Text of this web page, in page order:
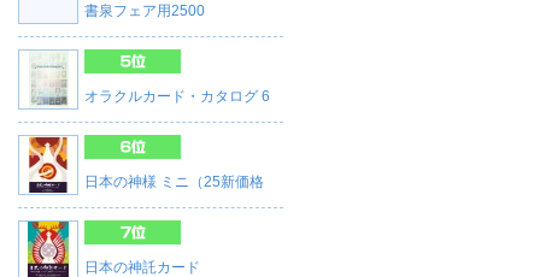
書泉フェア用2500
オラクルカード・カタログ 6
日本の神様 ミニ（25新価格
日本の神託カード